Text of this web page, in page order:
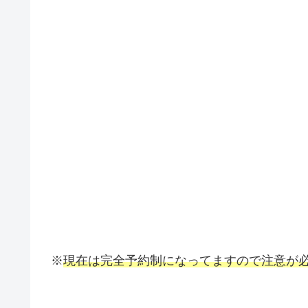
※現在は完全予約制になってますので注意が